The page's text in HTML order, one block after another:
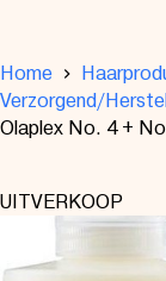
Home
Verzorgend/
Olaplex No. 4 +
UITVERKOOP